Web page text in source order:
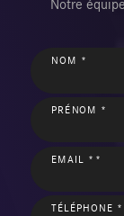
NOM *
PRÉNOM *
EMAIL **
TÉLÉPHONE